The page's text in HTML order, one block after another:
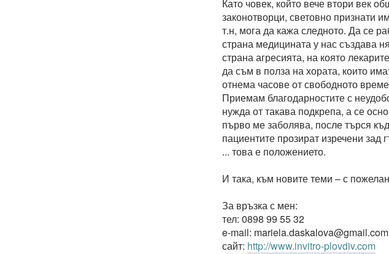
Като човек, който вече втори век
законотворци, световно признати
т.н, мога да кажа следното. Да се
страна медицината у нас създава
страна агресията, на която
да съм в полза на хората, които
отнема часове от свободното
Приемам благодарностите с
нужда от такава подкрепа, а се
първо ме заболява, после търся
пациентите прозират изречени зад
... това е положението.
И така, към новите теми – с
За връзка с мен:
тел: 0898 99 55 32
e-mail: mariela.daskalova@gmail.com
сайт: http://www.invitro-plovdiv.com